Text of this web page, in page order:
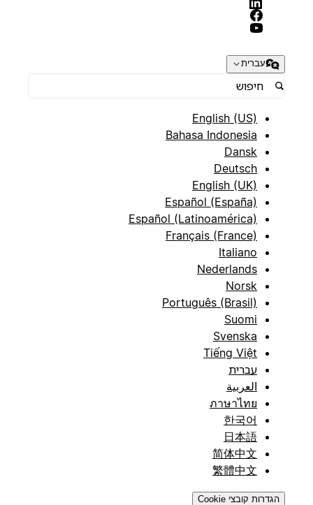
עברית
English (US)
Bahasa Indonesia
Dansk
Deutsch
English (UK)
Español (España)
Español (Latinoamérica)
Français (France)
Italiano
Nederlands
Norsk
Português (Brasil)
Suomi
Svenska
Tiếng Việt
עברית
العربية
ภาษาไทย
한국어
日本語
简体中文
繁體中文
הגדרות קובצי Cookie